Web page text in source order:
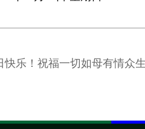
乐！祝福一切如母有情众